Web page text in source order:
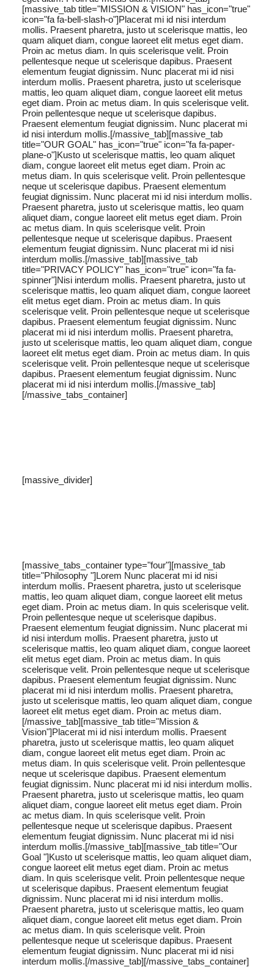
[massive_tab title="MISSION & VISION" has_icon="true"
icon="fa fa-bell-slash-o"]Placerat mi id nisi interdum
mollis. Praesent pharetra, justo ut scelerisque mattis, leo
quam aliquet diam, congue laoreet elit metus eget diam.
Proin ac metus diam. In quis scelerisque velit. Proin
pellentesque neque ut scelerisque dapibus. Praesent
elementum feugiat dignissim. Nunc placerat mi id nisi
interdum mollis. Praesent pharetra, justo ut scelerisque
mattis, leo quam aliquet diam, congue laoreet elit metus
eget diam. Proin ac metus diam. In quis scelerisque velit.
Proin pellentesque neque ut scelerisque dapibus.
Praesent elementum feugiat dignissim. Nunc placerat mi
id nisi interdum mollis.[/massive_tab][massive_tab
title="OUR GOAL" has_icon="true" icon="fa fa-paper-
plane-o"]Kusto ut scelerisque mattis, leo quam aliquet
diam, congue laoreet elit metus eget diam. Proin ac
metus diam. In quis scelerisque velit. Proin pellentesque
neque ut scelerisque dapibus. Praesent elementum
feugiat dignissim. Nunc placerat mi id nisi interdum mollis.
Praesent pharetra, justo ut scelerisque mattis, leo quam
aliquet diam, congue laoreet elit metus eget diam. Proin
ac metus diam. In quis scelerisque velit. Proin
pellentesque neque ut scelerisque dapibus. Praesent
elementum feugiat dignissim. Nunc placerat mi id nisi
interdum mollis.[/massive_tab][massive_tab
title="PRIVACY POLICY" has_icon="true" icon="fa fa-
spinner"]Nisi interdum mollis. Praesent pharetra, justo ut
scelerisque mattis, leo quam aliquet diam, congue laoreet
elit metus eget diam. Proin ac metus diam. In quis
scelerisque velit. Proin pellentesque neque ut scelerisque
dapibus. Praesent elementum feugiat dignissim. Nunc
placerat mi id nisi interdum mollis. Praesent pharetra,
justo ut scelerisque mattis, leo quam aliquet diam, congue
laoreet elit metus eget diam. Proin ac metus diam. In quis
scelerisque velit. Proin pellentesque neque ut scelerisque
dapibus. Praesent elementum feugiat dignissim. Nunc
placerat mi id nisi interdum mollis.[/massive_tab]
[/massive_tabs_container]
[massive_divider]
[massive_tabs_container type="four"][massive_tab
title="Philosophy "]Lorem Nunc placerat mi id nisi
interdum mollis. Praesent pharetra, justo ut scelerisque
mattis, leo quam aliquet diam, congue laoreet elit metus
eget diam. Proin ac metus diam. In quis scelerisque velit.
Proin pellentesque neque ut scelerisque dapibus.
Praesent elementum feugiat dignissim. Nunc placerat mi
id nisi interdum mollis. Praesent pharetra, justo ut
scelerisque mattis, leo quam aliquet diam, congue laoreet
elit metus eget diam. Proin ac metus diam. In quis
scelerisque velit. Proin pellentesque neque ut scelerisque
dapibus. Praesent elementum feugiat dignissim. Nunc
placerat mi id nisi interdum mollis. Praesent pharetra,
justo ut scelerisque mattis, leo quam aliquet diam, congue
laoreet elit metus eget diam. Proin ac metus diam.
[/massive_tab][massive_tab title="Mission &
Vision"]Placerat mi id nisi interdum mollis. Praesent
pharetra, justo ut scelerisque mattis, leo quam aliquet
diam, congue laoreet elit metus eget diam. Proin ac
metus diam. In quis scelerisque velit. Proin pellentesque
neque ut scelerisque dapibus. Praesent elementum
feugiat dignissim. Nunc placerat mi id nisi interdum mollis.
Praesent pharetra, justo ut scelerisque mattis, leo quam
aliquet diam, congue laoreet elit metus eget diam. Proin
ac metus diam. In quis scelerisque velit. Proin
pellentesque neque ut scelerisque dapibus. Praesent
elementum feugiat dignissim. Nunc placerat mi id nisi
interdum mollis.[/massive_tab][massive_tab title="Our
Goal "]Kusto ut scelerisque mattis, leo quam aliquet diam,
congue laoreet elit metus eget diam. Proin ac metus
diam. In quis scelerisque velit. Proin pellentesque neque
ut scelerisque dapibus. Praesent elementum feugiat
dignissim. Nunc placerat mi id nisi interdum mollis.
Praesent pharetra, justo ut scelerisque mattis, leo quam
aliquet diam, congue laoreet elit metus eget diam. Proin
ac metus diam. In quis scelerisque velit. Proin
pellentesque neque ut scelerisque dapibus. Praesent
elementum feugiat dignissim. Nunc placerat mi id nisi
interdum mollis.[/massive_tab][/massive_tabs_container]